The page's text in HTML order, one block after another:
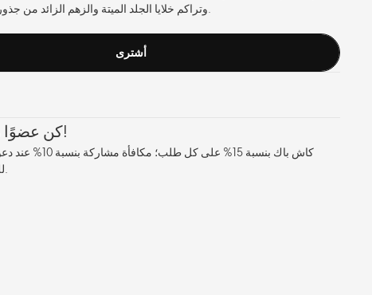
وتراكم خلايا الجلد الميتة والزهم الزائد من جذور الشعر - مما يعزز صحة الشعر.
أشترى
كن عضوًا معنا، واستمتع بالمزايا!
كاش باك بنسبة 15%
للطلبات عند عمل 100 نقطة.